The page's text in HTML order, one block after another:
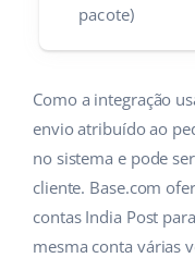
pacote)
Como a integração
envio atribuído ao
no sistema e pode
cliente. Base.com
contas India Post
mesma conta várias